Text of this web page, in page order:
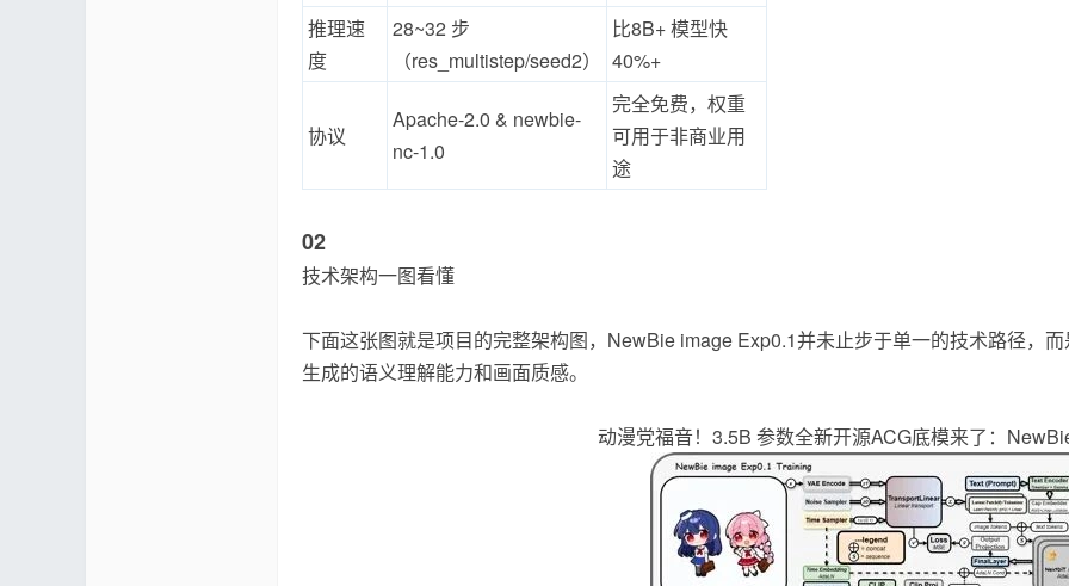
推理速
度
28~32 步
（res_multistep/seed2）
比8B+ 模型快
40%+
协议
Apache-2.0 & newbie-
nc-1.0
完全免费，权重
可用于非商业用
途
02
技术架构一图看懂
下面这张图就是项目的完整架构图，NewBie image Exp0.1并未止步于单一的技术路径，
生成的语义理解能力和画面质感。
动漫党福音！3.5B 参数全新开源ACG底模来了：